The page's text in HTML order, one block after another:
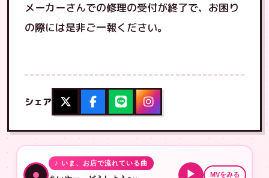
メーカーさんでの修理の受付が終了で、お困り
の際には是非ご一報ください。
シェア
♪ いま、お店で流れている曲
▶ MVをみる